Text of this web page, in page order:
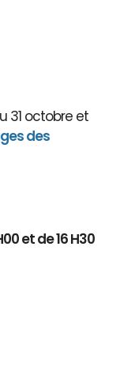
31 octobre et
des
et de 16 H30